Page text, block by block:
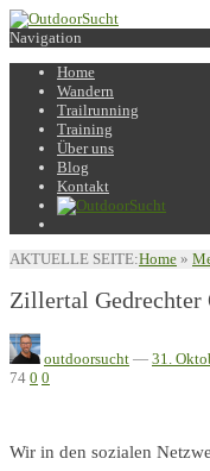
Navigation
Home
Wandern
Trailrunning
Training
Über uns
Blog
Kontakt
AKTUELLE SEITE:Home »
Zillertal Gedrechter
outdoorsucht — 31.
74 0 0
Wir in den sozialen